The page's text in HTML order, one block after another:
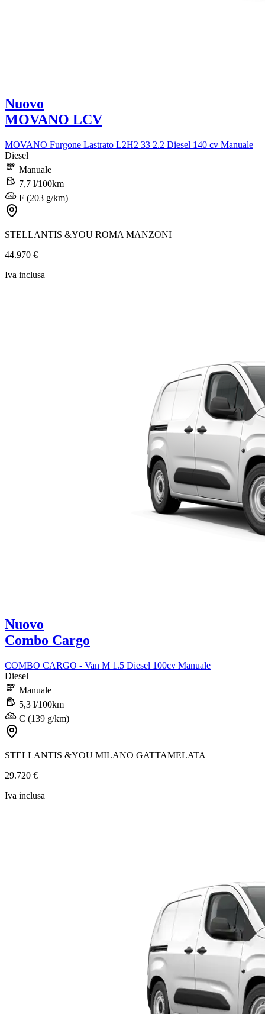
Nuovo
MOVANO LCV
MOVANO Furgone Lastrato L2H2 33 2.2 Diesel 140 cv Manuale
Diesel
Manuale
7,7 l/100km
F (203 g/km)
STELLANTIS &YOU ROMA MANZONI
44.970 €
Iva inclusa
Nuovo
Combo Cargo
COMBO CARGO - Van M 1.5 Diesel 100cv Manuale
Diesel
Manuale
5,3 l/100km
C (139 g/km)
STELLANTIS &YOU MILANO GATTAMELATA
29.720 €
Iva inclusa